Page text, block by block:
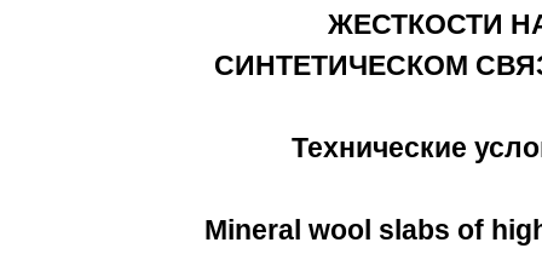
ЖЕСТКОСТИ
СИНТЕТИЧЕСКОМ
Технические
Mineral wool slabs of